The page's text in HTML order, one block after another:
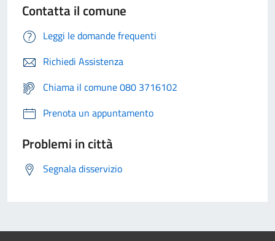
Contatta il comune
Leggi le domande frequenti
Richiedi Assistenza
Chiama il comune 080 3716102
Prenota un appuntamento
Problemi in città
Segnala disservizio